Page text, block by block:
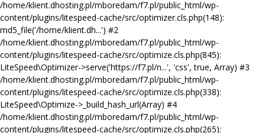
/home/klient.dhosting.pl/mboredam/f7.pl/public_html/wp-
content/plugins/litespeed-cache/src/optimizer.cls.php(148):
md5_file('/home/klient.dh...') #2
/home/klient.dhosting.pl/mboredam/f7.pl/public_html/wp-
content/plugins/litespeed-cache/src/optimize.cls.php(845):
LiteSpeed\Optimizer->serve('https://f7.pl/n...', 'css', true, Array) #3
/home/klient.dhosting.pl/mboredam/f7.pl/public_html/wp-
content/plugins/litespeed-cache/src/optimize.cls.php(338):
LiteSpeed\Optimize->_build_hash_url(Array) #4
/home/klient.dhosting.pl/mboredam/f7.pl/public_html/wp-
content/plugins/litespeed-cache/src/optimize.cls.php(265):